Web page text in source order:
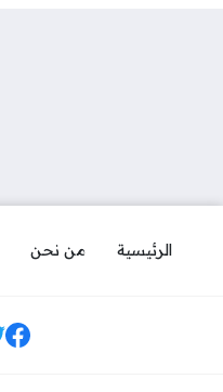
الرئيسية من نحن